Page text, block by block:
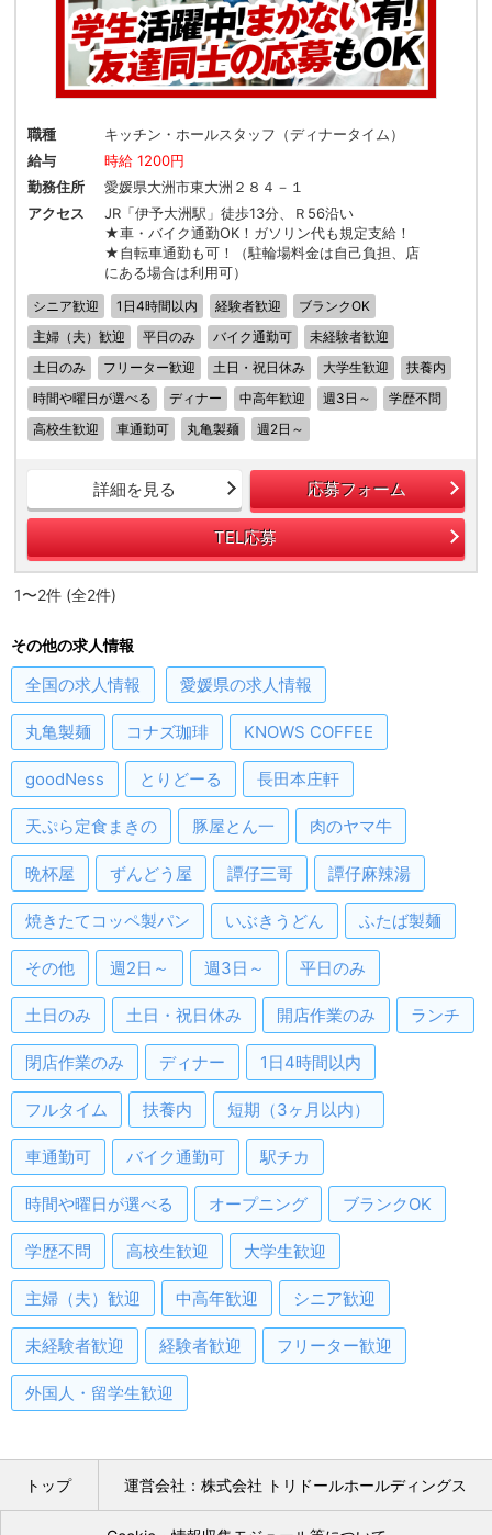
職種
キッチン・ホールスタッフ（ディナータイム）
給与
時給 1200円
勤務住所
愛媛県大洲市東大洲２８４－１
アクセス
JR「伊予大洲駅」徒歩13分、Ｒ56沿い
★車・バイク通勤OK！ガソリン代も規定支給！
★自転車通勤も可！（駐輪場料金は自己負担、店
にある場合は利用可）
シニア歓迎 1日4時間以内 経験者歓迎
ブランクOK
主婦（夫）歓迎
平日のみ バイク通勤可
未経験者歓迎
土日のみ
フリーター歓迎 土日・祝日休み 大学生歓迎
扶養内
時間や曜日が選べる
ディナー 中高年歓迎 週3日～
学歴不問
高校生歓迎
車通勤可 丸亀製麺 週2日～
詳細を見る 応募フォーム
TEL応募
1〜2件 (全2件)
その他の求人情報
全国の求人情報 愛媛県の求人情報
丸亀製麺 コナズ珈琲 KNOWS COFFEE
goodNess とりどーる 長田本庄軒
天ぷら定食まきの 豚屋とん一 肉のヤマ牛
晩杯屋 ずんどう屋 譚仔三哥 譚仔麻辣湯
焼きたてコッペ製パン いぶきうどん ふたば製麺
その他 週2日～ 週3日～ 平日のみ
土日のみ 土日・祝日休み 開店作業のみ ランチ
閉店作業のみ ディナー 1日4時間以内
フルタイム 扶養内 短期（3ヶ月以内）
車通勤可 バイク通勤可 駅チカ
時間や曜日が選べる オープニング ブランクOK
学歴不問 高校生歓迎 大学生歓迎
主婦（夫）歓迎 中高年歓迎 シニア歓迎
未経験者歓迎 経験者歓迎 フリーター歓迎
外国人・留学生歓迎
トップ 運営会社：株式会社 トリドールホールディングス